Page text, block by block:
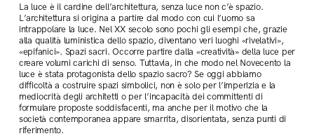
La luce è il cardine dell’architettura, senza luce non c’è spazio.
L’architettura si origina a partire dal modo con cui l’uomo sa
intrappolare la luce. Nel XX secolo sono pochi gli esempi che, grazie
alla qualità luministica dello spazio, diventano veri luoghi «rivelativi»,
«epifanici». Spazi sacri. Occorre partire dalla «creatività» della luce per
creare volumi carichi di senso. Tuttavia, in che modo nel Novecento la
luce è stata protagonista dello spazio sacro? Se oggi abbiamo
difficoltà a costruire spazi simbolici, non è solo per l’imperizia e la
mediocrità degli architetti o per l’incapacità dei committenti di
formulare proposte soddisfacenti, ma anche per il motivo che la
società contemporanea appare smarrita, disorientata, senza punti di
riferimento.